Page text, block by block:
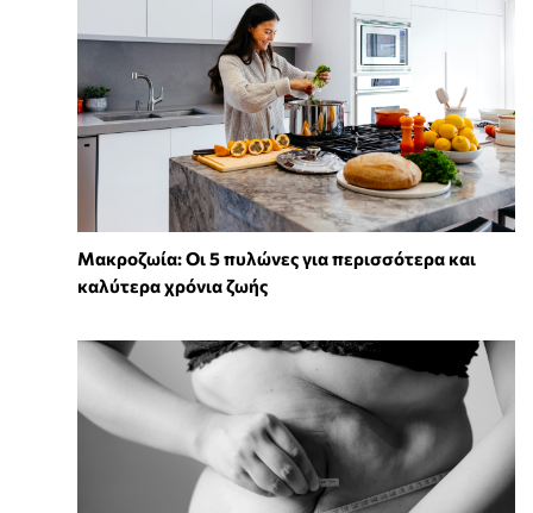
Mακροζωία: Οι 5 πυλώνες για περισσότερα και
καλύτερα χρόνια ζωής